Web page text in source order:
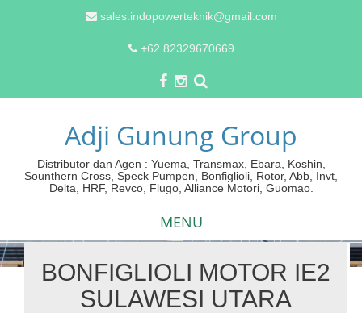
sales.indopowerteknik@gmail.com
+62 82329670669
Adji Gunung Group
Distributor dan Agen : Yuema, Transmax, Ebara, Koshin,
Sounthern Cross, Speck Pumpen, Bonfiglioli, Rotor, Abb, Invt,
Delta, HRF, Revco, Flugo, Alliance Motori, Guomao.
MENU
Skip
BONFIGLIOLI MOTOR IE2
SULAWESI UTARA